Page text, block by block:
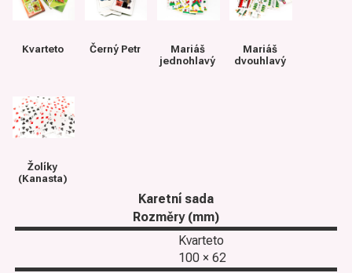
Kvarteto Černý Petr
Mariáš
jednohlavý
Mariáš
dvouhlavý
Žolíky
(Kanasta)
Karetní sada
Rozměry (mm)
Kvarteto
100 × 62